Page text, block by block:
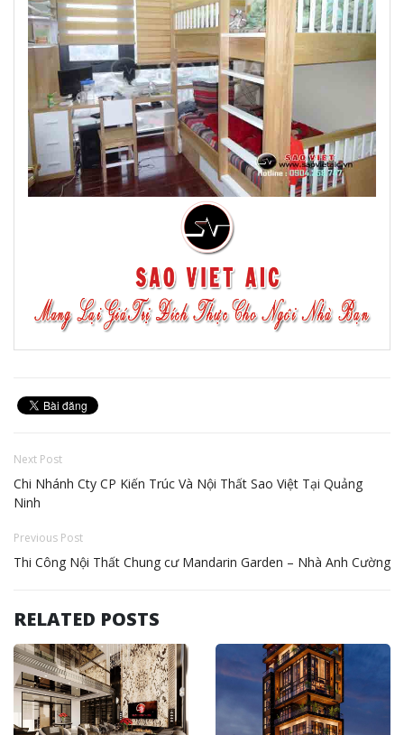
Next Post
Chi Nhánh Cty CP Kiến Trúc Và Nội Thất Sao Việt Tại Quảng
Ninh
Previous Post
Thi Công Nội Thất Chung cư Mandarin Garden – Nhà Anh Cường
RELATED POSTS